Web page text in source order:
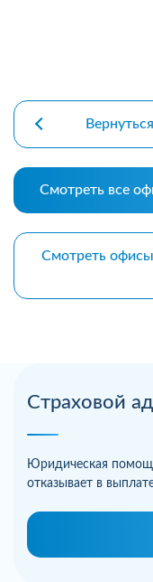
Страховой
Юридическая
отказывает в
Смотреть все
Смотреть